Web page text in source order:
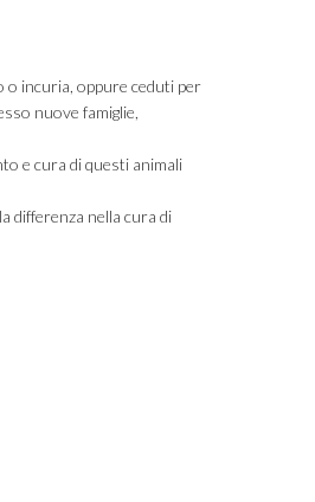
incuria, oppure ceduti per
nuove famiglie,
e cura di questi animali
differenza nella cura di